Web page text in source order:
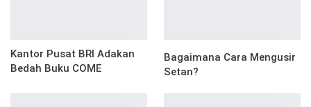
Kantor Pusat BRI Adakan
Bedah Buku COME
Bagaimana Cara Mengusir
Setan?